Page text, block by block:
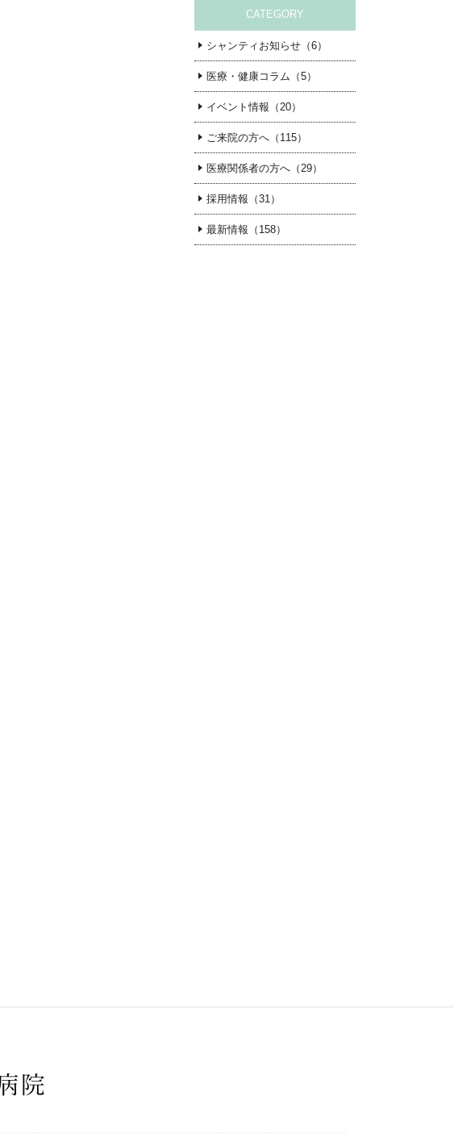
CATEGORY
シャンティお知らせ（6）
医療・健康コラム（5）
イベント情報（20）
ご来院の方へ（115）
医療関係者の方へ（29）
採用情報（31）
最新情報（158）